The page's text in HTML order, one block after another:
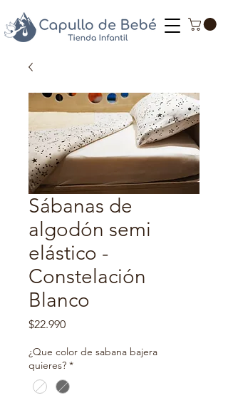
Sábanas de
algodón semi
elástico -
Constelación
Blanco
$22.990Precio
¿Que color de sabana bajera
quieres? *